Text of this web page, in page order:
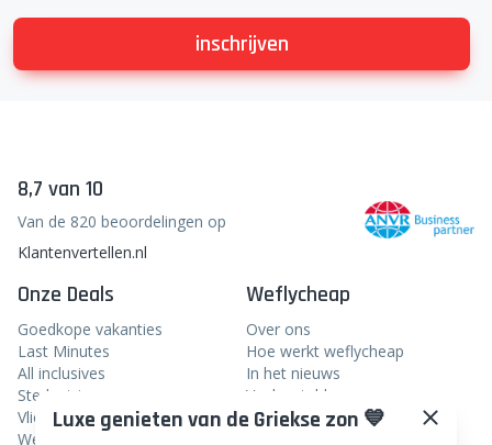
inschrijven
8,7 van 10
Van de 820 beoordelingen op
Klantenvertellen.nl
Onze Deals
Goedkope vakanties
Last Minutes
All inclusives
Stedentrips
Vliegtickets
Weekendje weg
Weflycheap
Over ons
Hoe werkt weflycheap
In het nieuws
Veelgestelde vragen
Blog
Luxe genieten van de Griekse zon 💙